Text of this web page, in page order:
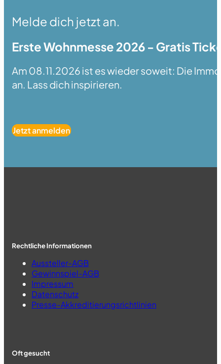
Melde dich jetzt an.
Erste Wohnmesse 2026 - Gratis
Am 08.11.2026 ist es wieder soweit: Die
an. Lass dich inspirieren.
Jetzt anmelden
Rechtliche Informationen
Aussteller-AGB
Gewinnspiel-AGB
Impressum
Datenschutz
Presse-Akkreditierungsrichtlinien
Oft gesucht